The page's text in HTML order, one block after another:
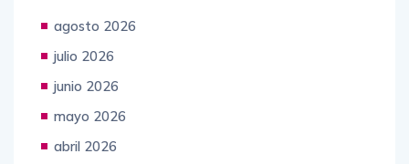
agosto 2026
julio 2026
junio 2026
mayo 2026
abril 2026